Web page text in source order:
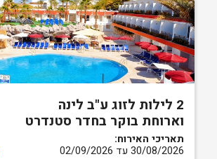
2 לילות לזוג ע"ב לינה
וארוחת בוקר בחדר סטנדרט
תאריכי האירוח:
30/08/2026 עד 02/09/2026